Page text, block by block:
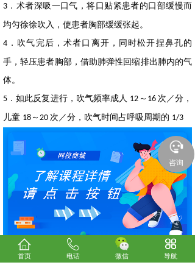
3 ．术者深吸一口气，将口贴紧患者的口部缓慢而
均匀徐徐吹入，使患者胸部缓缓张起。
4 ．吹气完后，术者口离开，同时松开捏鼻孔的
手，轻压患者胸部，借助肺弹性回缩排出肺内的气
体。
5 ．如此反复进行，吹气频率成人 12 ～ 16 次／分，
儿童 18 ～ 20 次／分，吹气时间占呼吸周期的 1/3
首页 电话 微信 导航
咨询